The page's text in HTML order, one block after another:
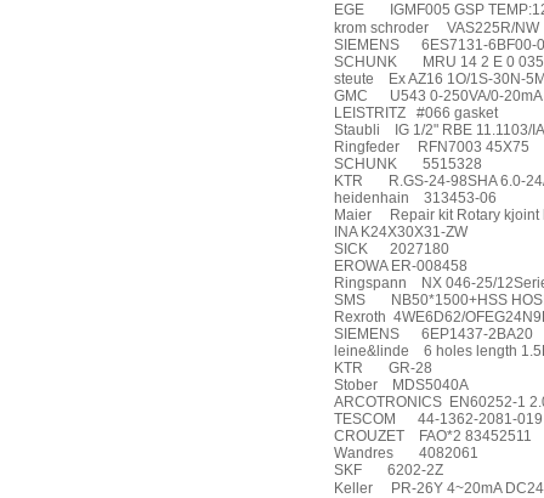
EGE
IGMF005 GSP
krom schroder
VAS225R/NW
SIEMENS
6ES7131-6BF00-
SCHUNK
MRU 14 2 E 0
steute
Ex AZ16 1O/1S-30N-
GMC
U543 0-250VA/0-20mA
LEISTRITZ
#066 gasket
Staubli
IG 1/2" RBE 11.1103/
Ringfeder
RFN7003 45X75
SCHUNK
5515328
KTR
R.GS-24-98SHA 6.0-
heidenhain
313453-06
Maier
Repair kit Rotary
INA K24X30X31-ZW
SICK
2027180
EROWA ER-008458
Ringspann
NX 046-25/
SMS
NB50*1500+HSS
Rexroth 4WE6D62/
SIEMENS
6EP1437-2BA20
leine&linde
6 holes length
KTR
GR-28
Stober
MDS5040A
ARCOTRONICS EN60252-1
TESCOM
44-1362-2081-019
CROUZET
FAO*2 83452511
Wandres
4082061
SKF
6202-2Z
Keller
PR-26Y 4~20mA